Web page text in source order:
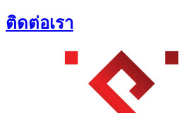
ติดต่อเรา